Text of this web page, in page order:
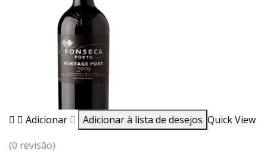
Adicionar Adicionar à lista de desejos Quick View
(0 revisão)